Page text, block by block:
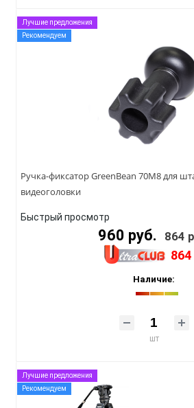
Лучшие предложения
Рекомендуем
Ручка-фиксатор GreenBean 70M8 для
видеоголовки
Быстрый просмотр
960 руб. 864
864
Наличие:
шт
Лучшие предложения
Рекомендуем